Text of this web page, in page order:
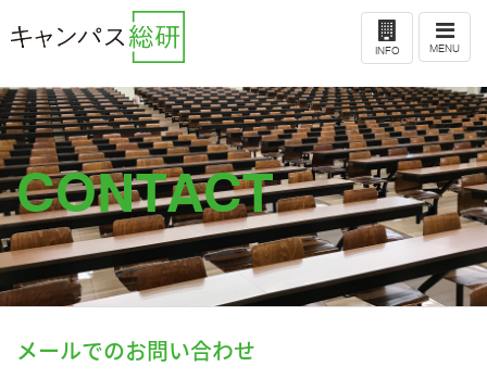
ナ
ビ
ゲ
ー
ョ
ン
MENU
INFO
CONTACT
メールでのお問い合わせ